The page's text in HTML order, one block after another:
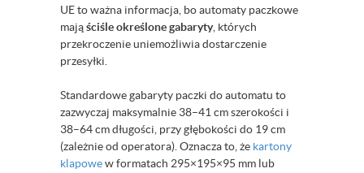
UE to ważna informacja, bo automaty paczkowe
mająściśle określone gabaryty, których
przekroczenie uniemożliwia dostarczenie
przesyłki.
Standardowe gabaryty paczki do automatu to
zazwyczaj maksymalnie 38–41 cm szerokości i
38–64 cm długości, przy głębokości do 19 cm
(zależnie od operatora). Oznacza to, że kartony
klapowew formatach 295×195×95 mm lub